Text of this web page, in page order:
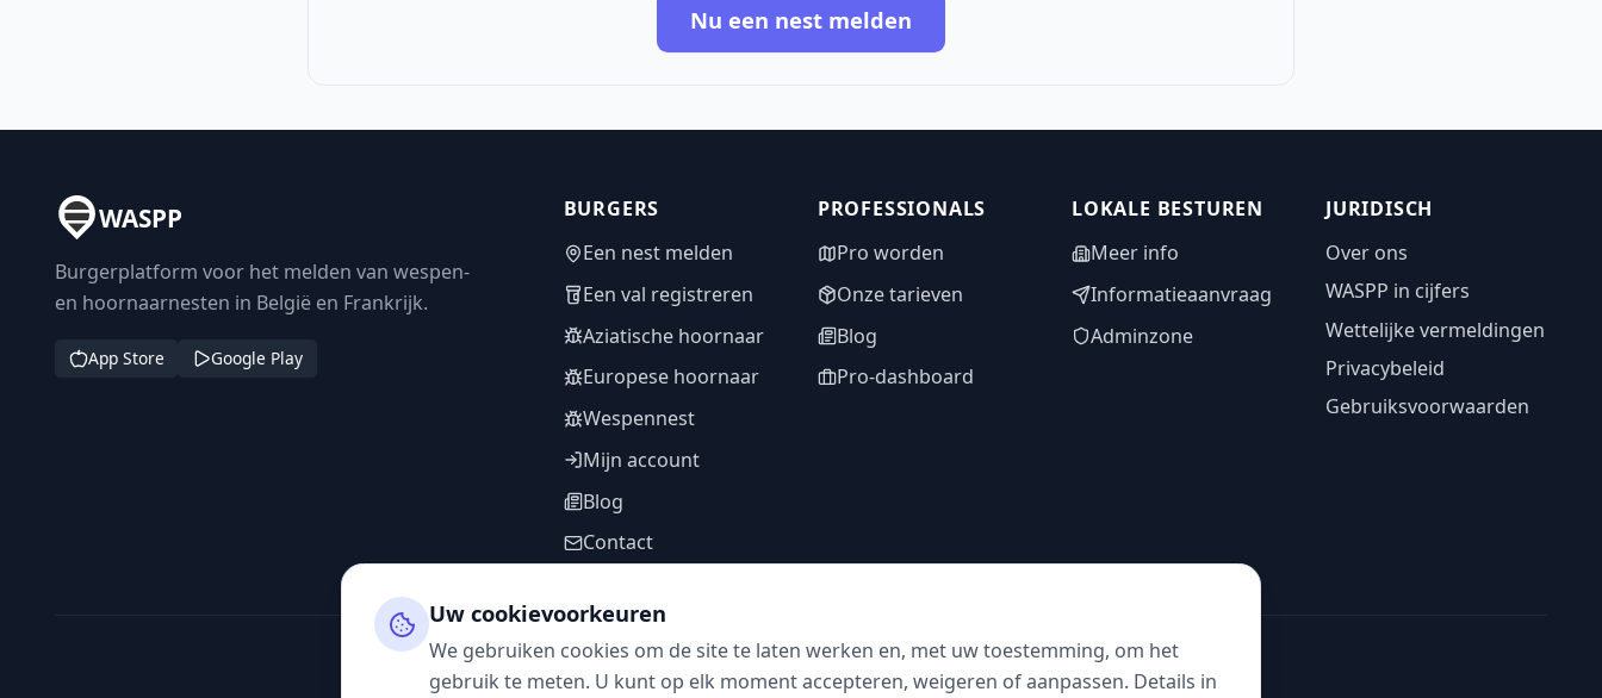
Nu een nest melden
WASPP
Burgerplatform voor het melden van wespen-
en hoornaarnesten in België en Frankrijk.
App Store Google Play
BURGERS
Een nest melden
Een val registreren
Aziatische hoornaar
Europese hoornaar
Wespennest
Mijn account
Blog
Contact
PROFESSIONALS
Pro worden
Onze tarieven
Blog
Pro-dashboard
LOKALE BESTUREN
Meer info
Informatieaanvraag
Adminzone
JURIDISCH
Over ons
WASPP in cijfers
Wettelijke vermeldingen
Privacybeleid
Gebruiksvoorwaarden
VOLG ONS
Uw cookievoorkeuren
We gebruiken cookies om de site te laten werken en, met uw toestemming, om het
gebruik te meten. U kunt op elk moment accepteren, weigeren of aanpassen. Details in